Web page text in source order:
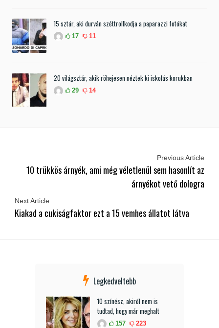
15 sztár, aki durván széttrollkodja a paparazzi fotókat
17 11
20 világsztár, akik röhejesen néztek ki iskolás korukban
29 14
Previous Article
10 trükkös árnyék, ami még véletlenül sem hasonlít az
árnyékot vető dologra
Next Article
Kiakad a cukiságfaktor ezt a 15 vemhes állatot látva
Legkedveltebb
10 színész, akiről nem is
tudtad, hogy már meghalt
157 223